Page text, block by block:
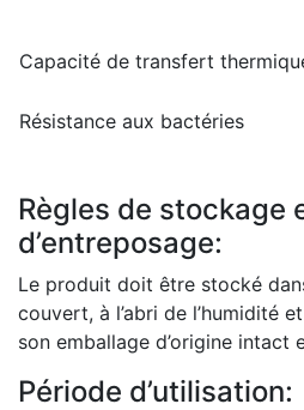
Capacité de transfert
Résistance aux bactéries
Règles de stockage
d’entreposage:
Le produit doit être stocké
couvert, à l’abri de l’humidité
son emballage d’origine intact
Période d’utilisation: